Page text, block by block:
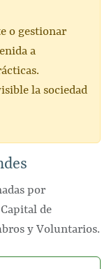
o gestionar
a
la sociedad
por
de
y Voluntarios.